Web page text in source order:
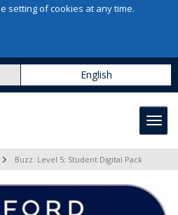
setting of cookies at any time.
English
Buzz: Level 5: Student Digital Pack